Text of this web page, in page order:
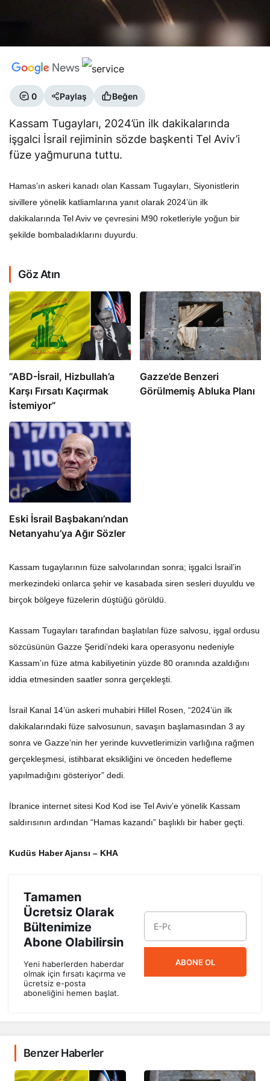
0 Paylaş Beğen
Kassam Tugayları, 2024’ün ilk dakikalarında
işgalci İsrail rejiminin sözde başkenti Tel Aviv’i
füze yağmuruna tuttu.
Hamas’ın askeri kanadı olan Kassam Tugayları, Siyonistlerin
sivillere yönelik katliamlarına yanıt olarak 2024’ün ilk
dakikalarında Tel Aviv ve çevresini M90 roketleriyle yoğun bir
şekilde bombaladıklarını duyurdu.
Göz Atın
​​​​​​​”ABD-İsrail, Hizbullah’a
Karşı Fırsatı Kaçırmak
İstemiyor”
​​​​​​​Gazze’de Benzeri
Görülmemiş Abluka Planı
Eski İsrail Başbakanı’ndan
Netanyahu’ya Ağır Sözler
Kassam tugaylarının füze salvolarından sonra; işgalci İsrail’in
merkezindeki onlarca şehir ve kasabada siren sesleri duyuldu ve
birçok bölgeye füzelerin düştüğü görüldü.
Kassam Tugayları tarafından başlatılan füze salvosu, işgal ordusu
sözcüsünün Gazze Şeridi’ndeki kara operasyonu nedeniyle
Kassam’ın füze atma kabiliyetinin yüzde 80 oranında azaldığını
iddia etmesinden saatler sonra gerçekleşti.
İsrail Kanal 14’ün askeri muhabiri Hillel Rosen, “2024’ün ilk
dakikalarındaki füze salvosunun, savaşın başlamasından 3 ay
sonra ve Gazze’nin her yerinde kuvvetlerimizin varlığına rağmen
gerçekleşmesi, istihbarat eksikliğini ve önceden hedefleme
yapılmadığını gösteriyor” dedi.
İbranice internet sitesi Kod Kod ise Tel Aviv’e yönelik Kassam
saldırısının ardından “Hamas kazandı” başlıklı bir haber geçti.
Kudüs Haber Ajansı – KHA
Tamamen
Ücretsiz Olarak
Bültenimize
Abone Olabilirsin
Yeni haberlerden haberdar
olmak için fırsatı kaçırma ve
ücretsiz e-posta
aboneliğini hemen başlat.
ABONE OL
Benzer Haberler